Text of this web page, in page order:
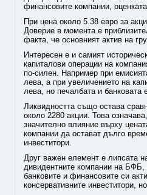
финансовите компании,
При цена около 5.38 евро за
Доверие в момента е
факта, че основният актив на
Интересен е и самият
капиталови операции на
по-силен. Например при
лева, а при увеличението на
лева, но печалбата и банковата
Ликвидността също остава
около 2280 акции. Това
значително влияние върху
компании да остават дълго
инвеститори.
Друг важен елемент е липсата
дивидентните компании на БФБ,
банковите и финансовите си
консервативните инвеститори,